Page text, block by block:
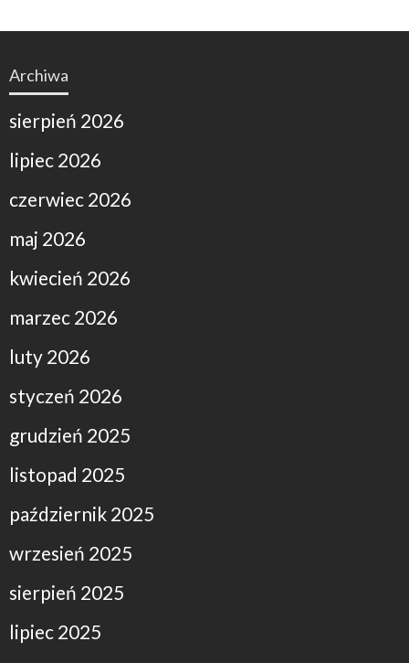
Archiwa
sierpień 2026
lipiec 2026
czerwiec 2026
maj 2026
kwiecień 2026
marzec 2026
luty 2026
styczeń 2026
grudzień 2025
listopad 2025
październik 2025
wrzesień 2025
sierpień 2025
lipiec 2025